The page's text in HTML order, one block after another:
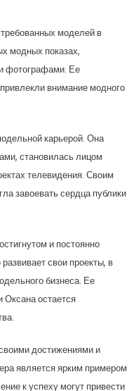
моделей в
модных показах,
фотографами. Ее
внимание модного
карьерой. Она
становилась лицом
телевидения. Своим
завоевать сердца публики
и постоянно
свои проекты, в
бизнеса. Ее
Оксана остается
достижениями и
является ярким примером
к успеху могут привести